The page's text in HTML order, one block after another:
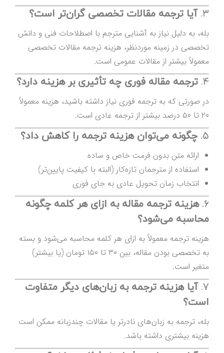
۳. آیا ترجمه مقالات تخصصی گران‌تر است؟
بله، به دلیل نیاز به آشنایی مترجم با اصطلاحات فنی و دانش
تخصصی در زمینه موردنظر، هزینه ترجمه مقالات تخصصی
معمولاً بیشتر از مقالات عمومی است.
۴. ترجمه مقاله فوری چه تأثیری بر هزینه دارد؟
در صورتی که به ترجمه فوری نیاز داشته باشید، هزینه معمولاً
۲۰ تا ۵۰ درصد بیشتر از ترجمه عادی است.
۵. چگونه می‌توان هزینه ترجمه را کاهش داد؟
ارائه متن بدون فرمت خاص و ساده
استفاده از مترجمان تازه‌کار (البته با کیفیت پایین‌تر)
انتخاب زمان تحویل عادی به جای فوری
۶. هزینه ترجمه مقاله به ازای هر کلمه چگونه
محاسبه می‌شود؟
هزینه ترجمه معمولاً به ازای هر کلمه محاسبه می‌شود و بسته
به تخصصی بودن مقاله، بین ۳۰ تا ۱۵۰ تومان (یا بیشتر)
متغیر است.
۷. آیا هزینه ترجمه به زبان‌های دیگر متفاوت
است؟
بله، ترجمه به زبان‌های نادرتر یا مقالات چندزبانه ممکن است
هزینه بیشتری داشته باشد.